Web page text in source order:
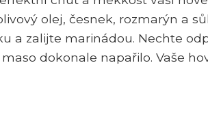
olej, česnek, rozmarýn a
a zalijte marinádou. Nechte
dokonale napařilo. Vaše